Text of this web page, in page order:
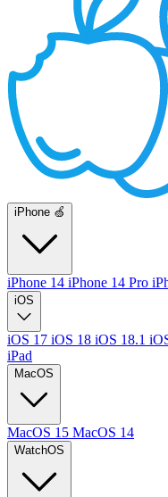
iPhone 🍏
iPhone 14 iPhone 14 Pro
iOS
iOS 17 iOS 18 iOS 18.1
iPad
MacOS
MacOS 15 MacOS 14
WatchOS